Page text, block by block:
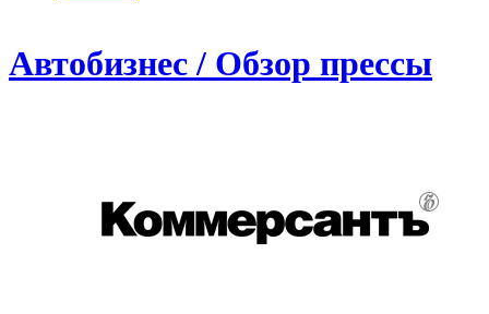
Автобизнес / Обзор прессы